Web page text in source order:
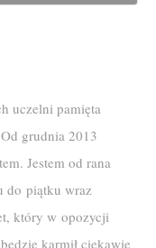
uczelni pamięta
grudnia 2013
Jestem od rana
do piątku wraz
który w opozycji
karmił ciekawie